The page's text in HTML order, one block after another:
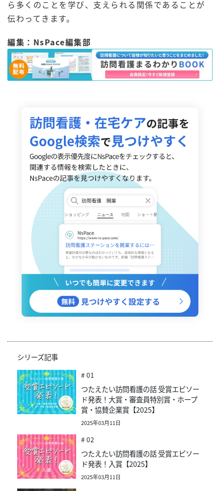
ら多くのことを学び、支えられる関係であることが
伝わってきます。
編集：NsPace編集部
シリーズ記事
# 01
つたえたい訪問看護の話 受賞エピソー
ド発表！大賞・審査員特別賞・ホープ
賞・協賛企業賞【2025】
2025年03月11日
# 02
つたえたい訪問看護の話 受賞エピソー
ド発表！入賞【2025】
2025年03月11日